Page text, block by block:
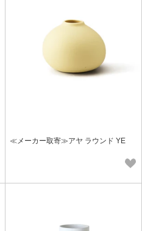
≪メーカー取寄≫アヤ ラウンド YE